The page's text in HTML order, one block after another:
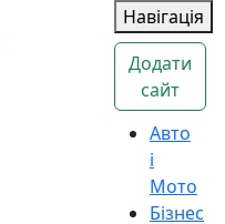
Навігація
Додати
сайт
Авто
і
Мото
Бізнес